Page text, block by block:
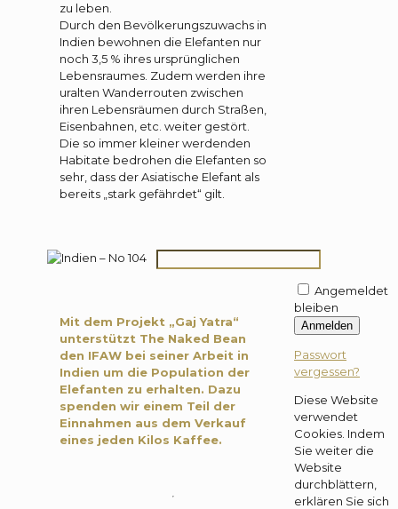
zu leben.
Durch den Bevölkerungszuwachs in
Indien bewohnen die Elefanten nur
noch 3,5 % ihres ursprünglichen
Lebensraumes. Zudem werden ihre
uralten Wanderrouten zwischen
ihren Lebensräumen durch Straßen,
Eisenbahnen, etc. weiter gestört.
Die so immer kleiner werdenden
Habitate bedrohen die Elefanten so
sehr, dass der Asiatische Elefant als
bereits „stark gefährdet“ gilt.
Mit dem Projekt „Gaj Yatra“
unterstützt The Naked Bean
den IFAW bei seiner Arbeit in
Indien um die Population der
Elefanten zu erhalten. Dazu
spenden wir einem Teil der
Einnahmen aus dem Verkauf
eines jeden Kilos Kaffee.
Angemeldet
bleiben
Anmelden
Passwort
vergessen?
Diese Website
verwendet
Cookies. Indem
Sie weiter die
Website
durchblättern,
erklären Sie sich